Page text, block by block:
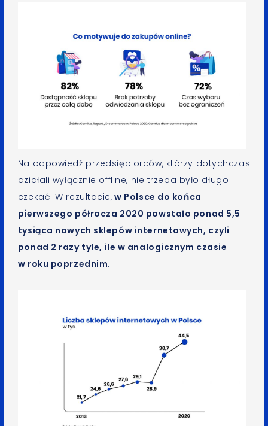
Na odpowiedź przedsiębiorców, którzy dotychczas
działali wyłącznie offline, nie trzeba było długo
czekać. W rezultacie, w Polsce do końca
pierwszego półrocza 2020 powstało ponad 5,5
tysiąca nowych sklepów internetowych, czyli
ponad 2 razy tyle, ile w analogicznym czasie
w roku poprzednim.